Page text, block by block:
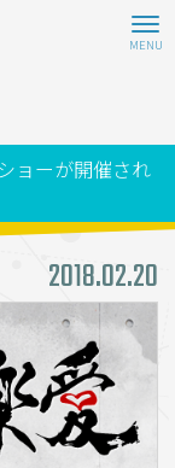
ョーが開催され
2018.02.20